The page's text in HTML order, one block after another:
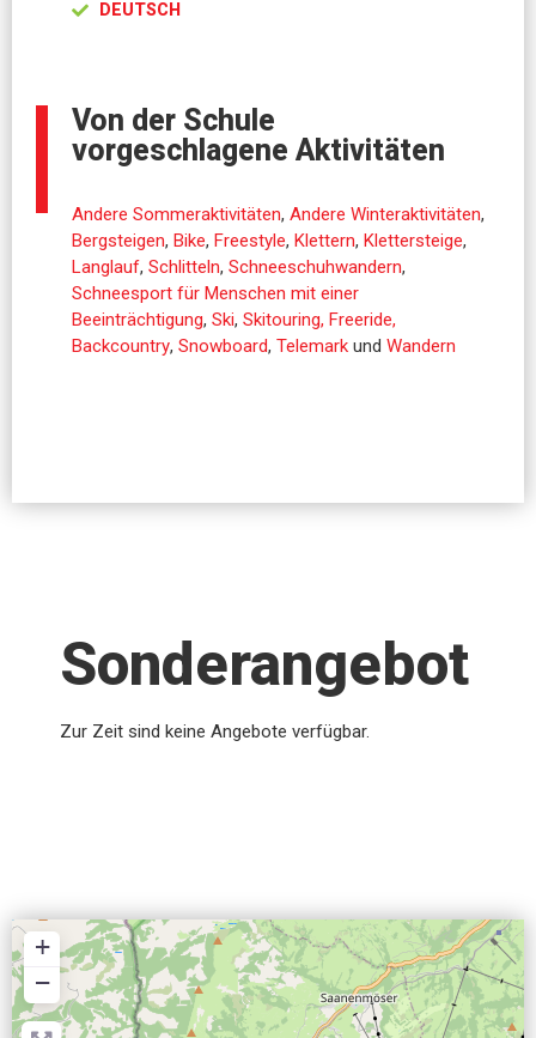
DEUTSCH
Von der Schule
vorgeschlagene Aktivitäten
Andere Sommeraktivitäten, Andere Winteraktivitäten,
Bergsteigen, Bike, Freestyle, Klettern, Klettersteige,
Langlauf, Schlitteln, Schneeschuhwandern,
Schneesport für Menschen mit einer
Beeinträchtigung, Ski, Skitouring, Freeride,
Backcountry, Snowboard, Telemark und Wandern
Sonderangebot
Zur Zeit sind keine Angebote verfügbar.
+
−